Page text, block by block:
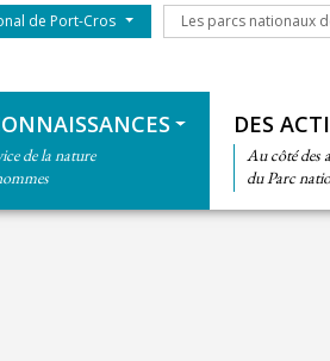
de Port-Cros Les parcs nationaux
Les parcs nationaux
de la nature
DES
Au côté des
du Parc